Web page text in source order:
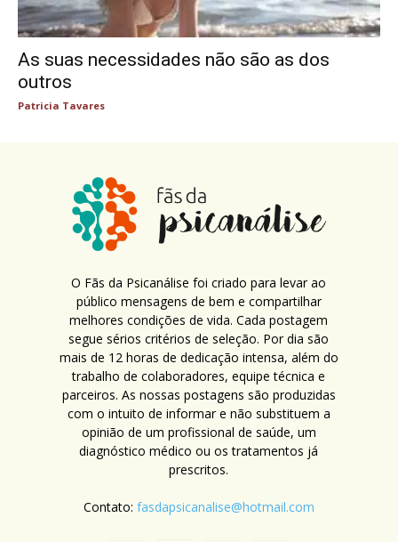
As suas necessidades não são as dos
outros
Patricia Tavares
O Fãs da Psicanálise foi criado para levar ao
público mensagens de bem e compartilhar
melhores condições de vida. Cada postagem
segue sérios critérios de seleção. Por dia são
mais de 12 horas de dedicação intensa, além do
trabalho de colaboradores, equipe técnica e
parceiros. As nossas postagens são produzidas
com o intuito de informar e não substituem a
opinião de um profissional de saúde, um
diagnóstico médico ou os tratamentos já
prescritos.
Contato: fasdapsicanalise@hotmail.com